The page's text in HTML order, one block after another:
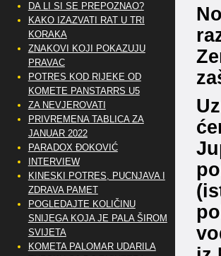
DA LI SI SE PREPOZNAO?
KAKO IZAZVATI RAT U TRI
KORAKA
ZNAKOVI KOJI POKAZUJU
PRAVAC
POTRES KOD RIJEKE OD
KOMETE PANSTARRS U5
ZA NEVJEROVATI
PRIVREMENA TABLICA ZA
JANUAR 2022
PARADOX ĐOKOVIĆ
INTERVIEW
KINESKI POTRES, PUCNJAVA I
ZDRAVA PAMET
POGLEDAJTE KOLIČINU
SNIJEGA KOJA JE PALA ŠIROM
SVIJETA
KOMETA PALOMAR UDARILA